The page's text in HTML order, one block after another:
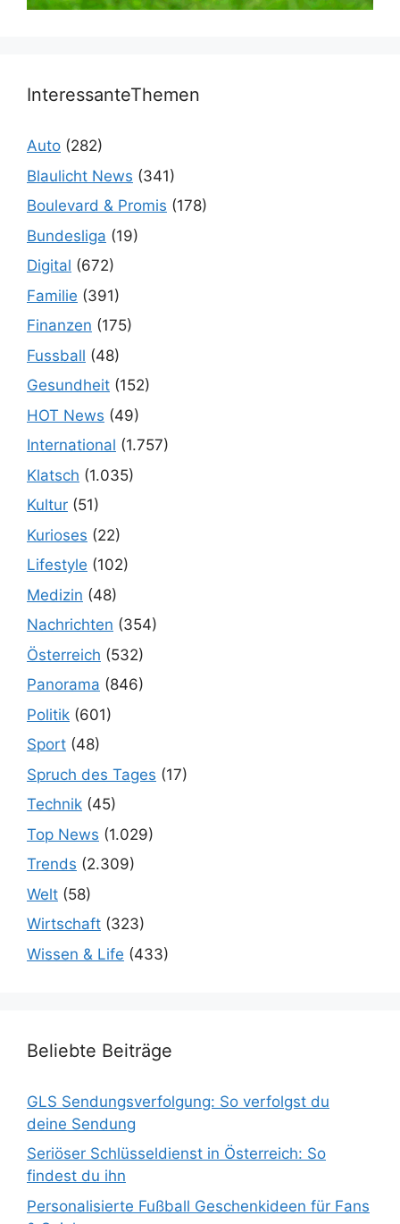
InteressanteThemen
Auto (282)
Blaulicht News (341)
Boulevard & Promis (178)
Bundesliga (19)
Digital (672)
Familie (391)
Finanzen (175)
Fussball (48)
Gesundheit (152)
HOT News (49)
International (1.757)
Klatsch (1.035)
Kultur (51)
Kurioses (22)
Lifestyle (102)
Medizin (48)
Nachrichten (354)
Österreich (532)
Panorama (846)
Politik (601)
Sport (48)
Spruch des Tages (17)
Technik (45)
Top News (1.029)
Trends (2.309)
Welt (58)
Wirtschaft (323)
Wissen & Life (433)
Beliebte Beiträge
GLS Sendungsverfolgung: So verfolgst du
deine Sendung
Seriöser Schlüsseldienst in Österreich: So
findest du ihn
Personalisierte Fußball Geschenkideen für Fans